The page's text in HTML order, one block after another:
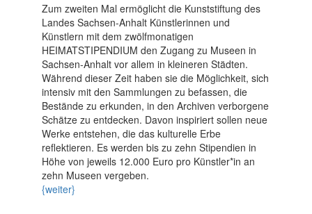
Zum zweiten Mal ermöglicht die Kunststiftung des
Landes Sachsen-Anhalt Künstlerinnen und
Künstlern mit dem zwölfmonatigen
HEIMATSTIPENDIUM den Zugang zu Museen in
Sachsen-Anhalt vor allem in kleineren Städten.
Während dieser Zeit haben sie die Möglichkeit, sich
intensiv mit den Sammlungen zu befassen, die
Bestände zu erkunden, in den Archiven verborgene
Schätze zu entdecken. Davon inspiriert sollen neue
Werke entstehen, die das kulturelle Erbe
reflektieren. Es werden bis zu zehn Stipendien in
Höhe von jeweils 12.000 Euro pro Künstler*in an
zehn Museen vergeben.
{weiter}